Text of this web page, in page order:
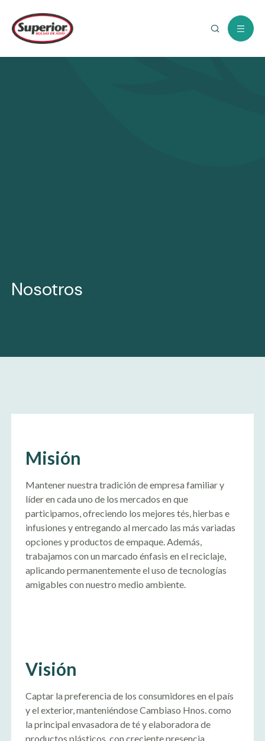
Nosotros
Misión
Mantener nuestra tradición de empresa familiar y
líder en cada uno de los mercados en que
participamos, ofreciendo los mejores tés, hierbas e
infusiones y entregando al mercado las más variadas
opciones y productos de empaque. Además,
trabajamos con un marcado énfasis en el reciclaje,
aplicando permanentemente el uso de tecnologías
amigables con nuestro medio ambiente.
Visión
Captar la preferencia de los consumidores en el país
y el exterior, manteniéndose Cambiaso Hnos. como
la principal envasadora de té y elaboradora de
productos plásticos, con creciente presencia